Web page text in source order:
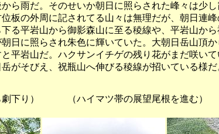
ら雨だ。そのせいか朝日に照らされた峰々は少
板の外周に記されてる山々は無理だが、朝日連
る平岩山から御影森山に至る稜線や、平岩山か
日に照らされ朱色に輝いていた。大朝日岳山頂
平岩山だ。ハクサンイチゲの残り花がまだ咲い
岳がそびえ、祝瓶山へ伸びる稜線が招いている様
下り） （ハイマツ帯の展望尾根を進む）